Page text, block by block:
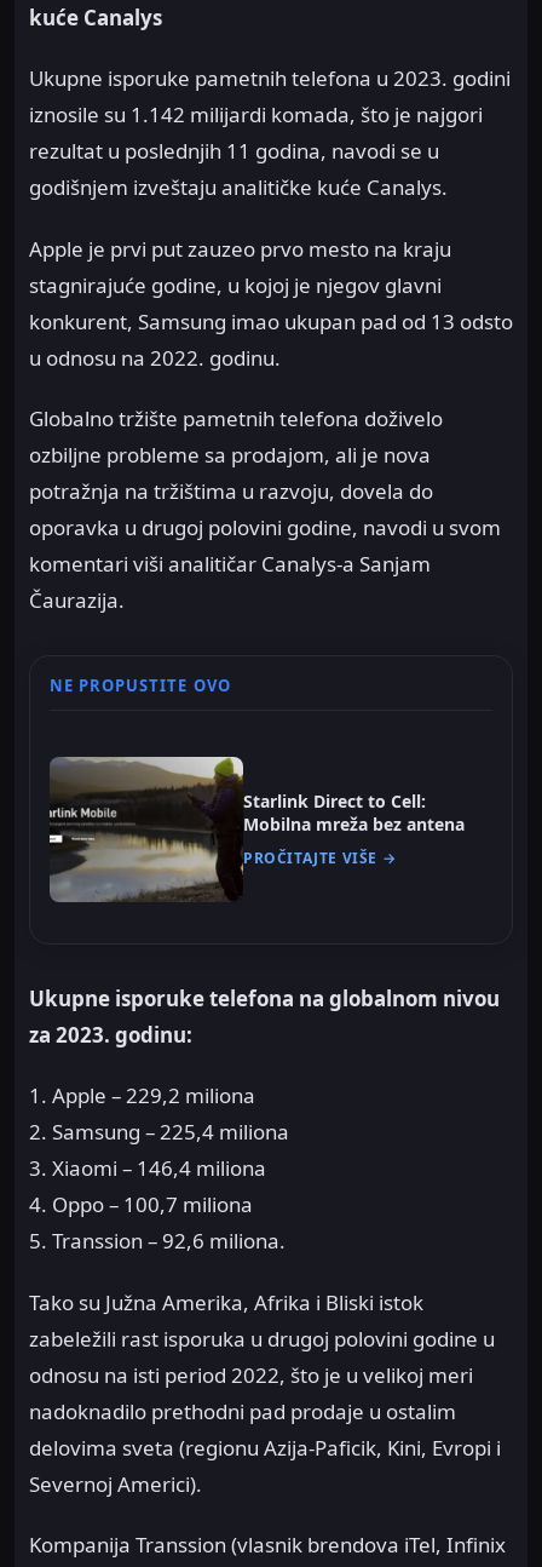
kuće Canalys
Ukupne isporuke pametnih telefona u 2023. godini
iznosile su 1.142 milijardi komada, što je najgori
rezultat u poslednjih 11 godina, navodi se u
godišnjem izveštaju analitičke kuće Canalys.
Apple je prvi put zauzeo prvo mesto na kraju
stagnirajuće godine, u kojoj je njegov glavni
konkurent, Samsung imao ukupan pad od 13 odsto
u odnosu na 2022. godinu.
Globalno tržište pametnih telefona doživelo
ozbiljne probleme sa prodajom, ali je nova
potražnja na tržištima u razvoju, dovela do
oporavka u drugoj polovini godine, navodi u svom
komentari viši analitičar Canalys-a Sanjam
Čaurazija.
NE PROPUSTITE OVO
Starlink Direct to Cell:
Mobilna mreža bez antena
PROČITAJTE VIŠE →
Ukupne isporuke telefona na globalnom nivou
za 2023. godinu:
1. Apple – 229,2 miliona
2. Samsung – 225,4 miliona
3. Xiaomi – 146,4 miliona
4. Oppo – 100,7 miliona
5. Transsion – 92,6 miliona.
Tako su Južna Amerika, Afrika i Bliski istok
zabeležili rast isporuka u drugoj polovini godine u
odnosu na isti period 2022, što je u velikoj meri
nadoknadilo prethodni pad prodaje u ostalim
delovima sveta (regionu Azija-Paficik, Kini, Evropi i
Severnoj Americi).
Kompanija Transsion (vlasnik brendova iTel, Infinix